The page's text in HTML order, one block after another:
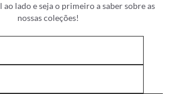
ao lado e seja o primeiro a saber sobre as
nossas coleções!